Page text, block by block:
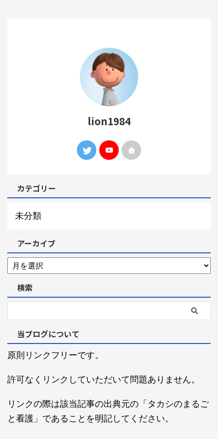
lion1984
カテゴリー
未分類
アーカイブ
検索
当ブログについて
原則リンクフリーです。
許可なくリンクしていただいて問題ありません。
リンクの際は該当記事の出典元の「タカシのまるご
と看護」であることを明記してください。